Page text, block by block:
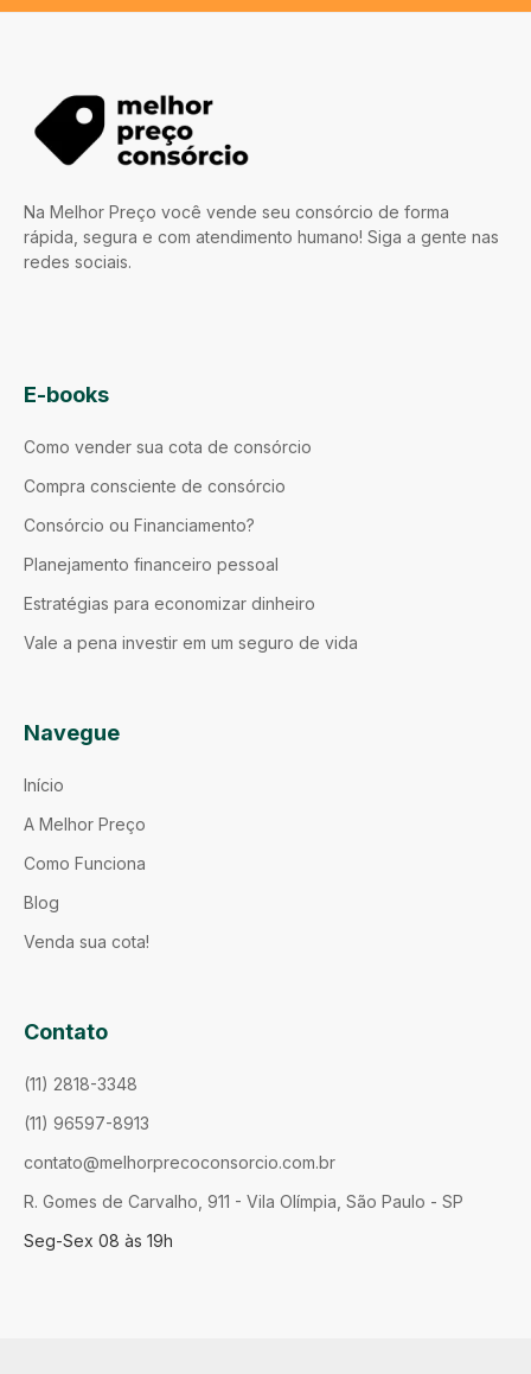
Na Melhor Preço você vende seu consórcio de forma
rápida, segura e com atendimento humano! Siga a gente nas
redes sociais.
E-books
Como vender sua cota de consórcio
Compra consciente de consórcio
Consórcio ou Financiamento?
Planejamento financeiro pessoal
Estratégias para economizar dinheiro
Vale a pena investir em um seguro de vida
Navegue
Início
A Melhor Preço
Como Funciona
Blog
Venda sua cota!
Contato
(11) 2818-3348
(11) 96597-8913
contato@melhorprecoconsorcio.com.br
R. Gomes de Carvalho, 911 - Vila Olímpia, São Paulo - SP
Seg-Sex 08 às 19h